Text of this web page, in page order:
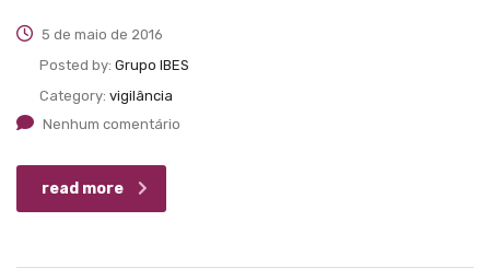
5 de maio de 2016
Posted by: Grupo IBES
Category: vigilância
Nenhum comentário
read more